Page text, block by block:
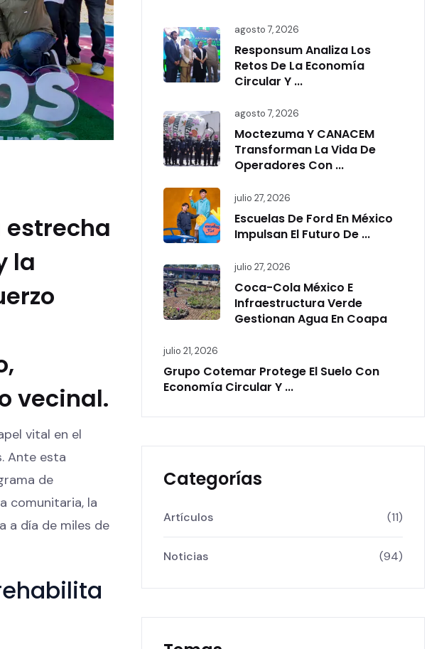
estrecha
la
vecinal.
vital en el
Ante esta
de
comunitaria, la
a día de miles de
agosto 7, 2026
Responsum Analiza Los
Retos De La Economía
Circular Y ...
agosto 7, 2026
Moctezuma Y CANACEM
Transforman La Vida De
Operadores Con ...
julio 27, 2026
Escuelas De Ford En México
Impulsan El Futuro De ...
julio 27, 2026
Coca-Cola México E
Infraestructura Verde
Gestionan Agua En Coapa
julio 21, 2026
Grupo Cotemar Protege El Suelo Con
Economía Circular Y ...
Categorías
Artículos (11)
Noticias (94)